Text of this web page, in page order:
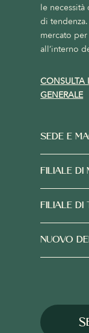
le
di
mercato
all’interno
CONSULTA
GENERALE
SEDE E
FILIALE DI
FILIALE DI
NUOVO